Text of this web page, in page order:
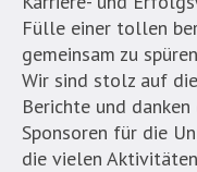
Fülle einer tollen
gemeinsam zu
Wir sind stolz auf
Berichte und
Sponsoren für die
die vielen